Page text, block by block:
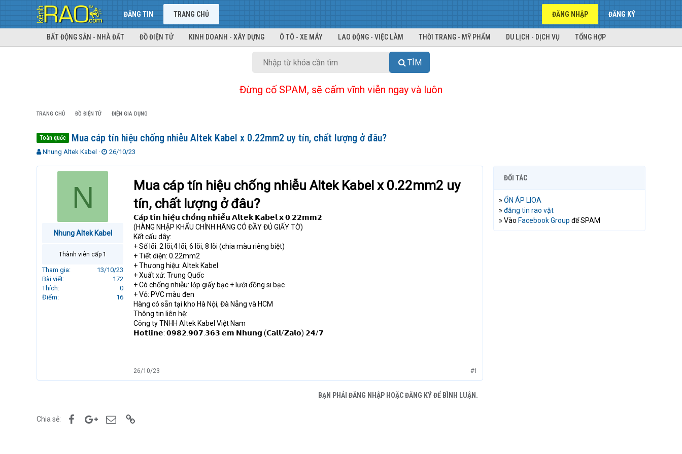
ĐĂNG TIN TRANG CHỦ ĐĂNG NHẬP ĐĂNG KÝ
BẤT ĐỘNG SẢN - NHÀ ĐẤT ĐỒ ĐIỆN TỬ KINH DOANH - XÂY DỰNG Ô TÔ - XE MÁY LAO ĐỘNG - VIỆC LÀM THỜI TRANG - MỸ PHẨM DU LỊCH - DỊCH VỤ TỔNG HỢP
TÌM
Đừng cố SPAM, sẽ cấm vĩnh viễn ngay và luôn
TRANG CHỦ ĐỒ ĐIỆN TỬ ĐIỆN GIA DỤNG
Toàn quốc Mua cáp tín hiệu chống nhiễu Altek Kabel x 0.22mm2 uy tín, chất lượng ở đâu?
T
Nhung Altek Kabel
N
26/10/23
N
Nhung Altek Kabel
Thành viên cấp 1
Tham gia
13/10/23
Bài viết
172
Thích
0
Điểm
16
Mua cáp tín hiệu chống nhiễu Altek Kabel x 0.22mm2 uy
tín, chất lượng ở đâu?
𝗖𝗮́𝗽 𝘁𝗶́𝗻 𝗵𝗶𝗲̣̂𝘂 𝗰𝗵𝗼̂́𝗻𝗴 𝗻𝗵𝗶𝗲̂̃𝘂 𝗔𝗹𝘁𝗲𝗸 𝗞𝗮𝗯𝗲𝗹 𝘅 𝟬.𝟮𝟮𝗺𝗺𝟮
(HÀNG NHẬP KHẨU CHÍNH HÃNG CÓ ĐẦY ĐỦ GIẤY TỜ)
Kết cấu dây:
+ Số lõi: 2 lõi,4 lõi, 6 lõi, 8 lõi (chia màu riêng biệt)
+ Tiết diện: 0.22mm2
+ Thương hiệu: Altek Kabel
+ Xuất xứ: Trung Quốc
+ Có chống nhiễu: lớp giấy bạc + lưới đồng si bạc
+ Vỏ: PVC màu đen
Hàng có sẵn tại kho Hà Nội, Đà Nẵng và HCM
Thông tin liên hệ:
Công ty TNHH Altek Kabel Việt Nam
𝗛𝗼𝘁𝗹𝗶𝗻𝗲: 𝟬𝟵𝟴𝟮.𝟵𝟬𝟳.𝟯𝟲𝟯 𝗲𝗺 𝗡𝗵𝘂𝗻𝗴 (𝗖𝗮𝗹𝗹/𝗭𝗮𝗹𝗼) 𝟮𝟰/𝟳
26/10/23 #1
BẠN PHẢI ĐĂNG NHẬP HOẶC ĐĂNG KÝ ĐỂ BÌNH LUẬN.
Chia sẻ: FacebookGoogle+Email
ĐỐI TÁC
» ỔN ÁP LIOA
» đăng tin rao vặt
» Vào Facebook Group để SPAM